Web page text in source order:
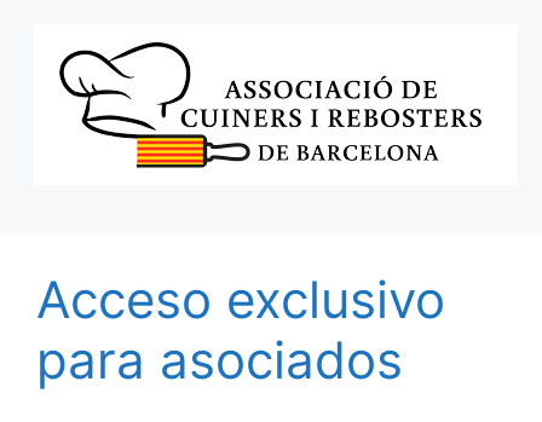
Acceso exclusivo
para asociados